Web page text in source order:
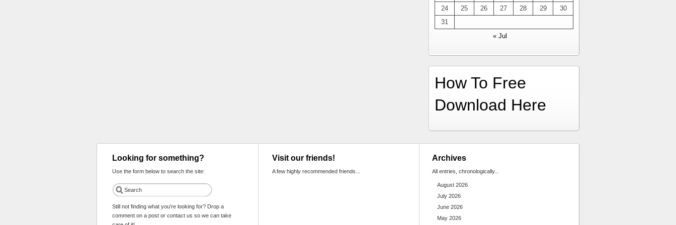
24
25 26 27 28 29
30
31
« Jul
How To Free
Download Here
Looking for something?
Use the form below to search the site:
Still not finding what you're looking for? Drop a
comment on a post or contact us so we can take
Visit our friends!
A few highly recommended friends...
Archives
All entries, chronologically...
August 2026
July 2026
June 2026
May 2026